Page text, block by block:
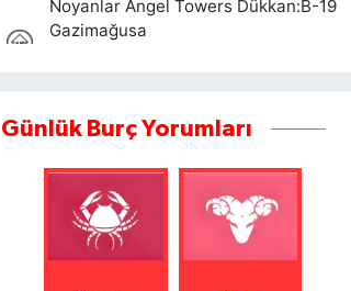
Günlük Burç Yorumları